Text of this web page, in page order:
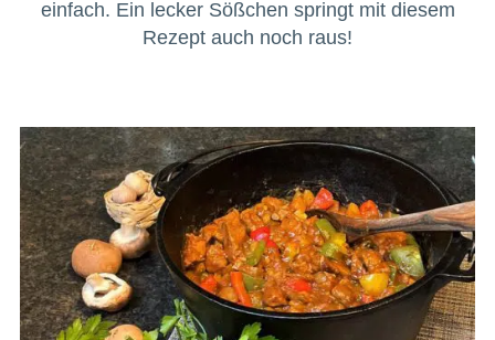
einfach. Ein lecker Sößchen springt mit diesem
Rezept auch noch raus!